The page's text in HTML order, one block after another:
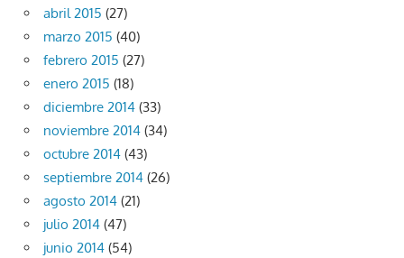
abril 2015 (27)
marzo 2015 (40)
febrero 2015 (27)
enero 2015 (18)
diciembre 2014 (33)
noviembre 2014 (34)
octubre 2014 (43)
septiembre 2014 (26)
agosto 2014 (21)
julio 2014 (47)
junio 2014 (54)